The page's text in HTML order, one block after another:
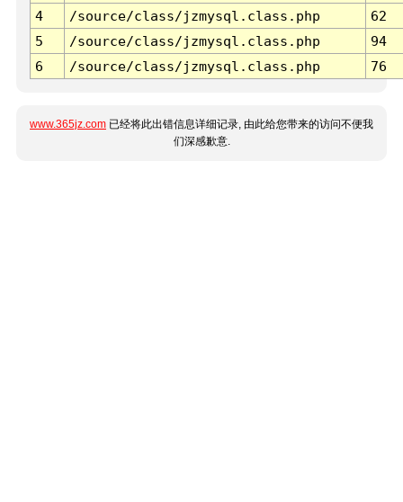
4
/source/class/jzmysql.class.php
62
5
/source/class/jzmysql.class.php
94
6
/source/class/jzmysql.class.php 76
www.365jz.com 已经将此出错信息详细记录, 由此给您带来的访问不便我
们深感歉意.